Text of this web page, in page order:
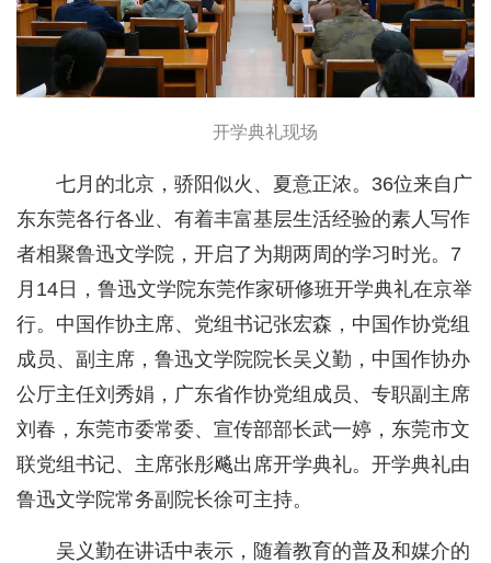
开学典礼现场
七月的北京，骄阳似火、夏意正浓。36位来自广
东东莞各行各业、有着丰富基层生活经验的素人写作
者相聚鲁迅文学院，开启了为期两周的学习时光。7
月14日，鲁迅文学院东莞作家研修班开学典礼在京举
行。中国作协主席、党组书记张宏森，中国作协党组
成员、副主席，鲁迅文学院院长吴义勤，中国作协办
公厅主任刘秀娟，广东省作协党组成员、专职副主席
刘春，东莞市委常委、宣传部部长武一婷，东莞市文
联党组书记、主席张彤飚出席开学典礼。开学典礼由
鲁迅文学院常务副院长徐可主持。
吴义勤在讲话中表示，随着教育的普及和媒介的